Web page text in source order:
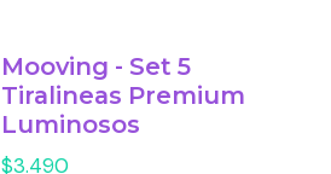
Mooving - Set 5
Tiralineas Premium
Luminosos
$3.490